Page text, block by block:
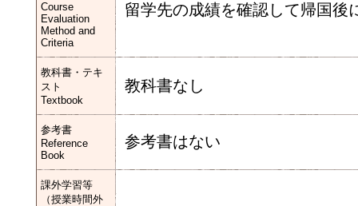
Course
Evaluation
Method and
Criteria
留学先の成績を確認して帰国後
教科書・テキ
スト
Textbook
教科書なし
参考書
Reference
Book
参考書はない
課外学習等
（授業時間外